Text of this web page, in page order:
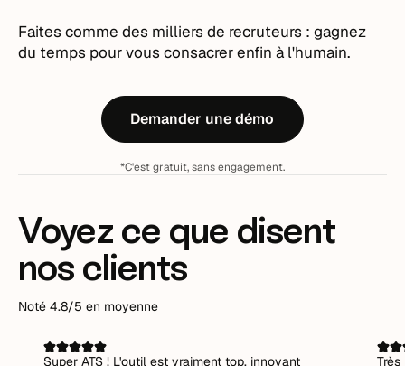
Faites comme des milliers de recruteurs : gagnez
du temps pour vous consacrer enfin à l'humain.
Demander une démo
*C'est gratuit, sans engagement.
Voyez ce que disent
nos clients
Noté 4.8/5 en moyenne
Super ATS ! L'outil est vraiment top, innovant